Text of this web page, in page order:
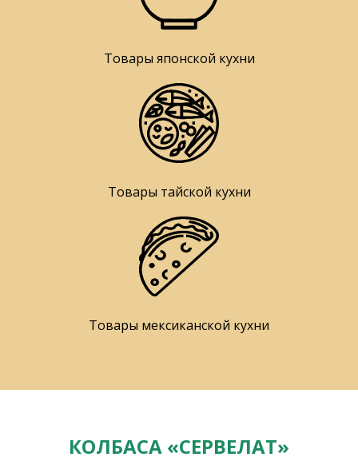
Товары японской кухни
Товары тайской кухни
Товары мексиканской кухни
КОЛБАСА «СЕРВЕЛАТ»